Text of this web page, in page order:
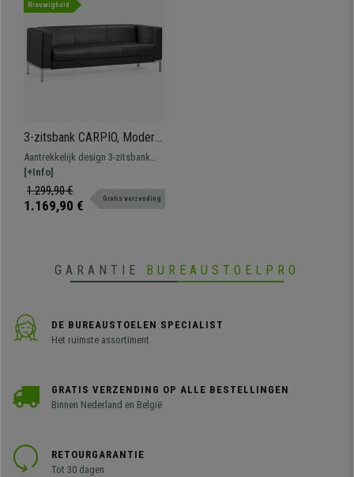
Nieuwigheid
3-zitsbank CARPIO, Modern
Ontwerp, Groot Comfort, in
Zwart Leder
Aantrekkelijk design 3-zitsbank
met dikke vulling en verchroomd
metalen poten.
[+Info]
1.299,90 €
1.169,90 € Gratis verzending
GARANTIE BUREAUSTOELPRO
DE BUREAUSTOELEN SPECIALIST
Het ruimste assortiment
GRATIS VERZENDING OP ALLE BESTELLINGEN
Binnen Nederland en België
RETOURGARANTIE
Tot 30 dagen